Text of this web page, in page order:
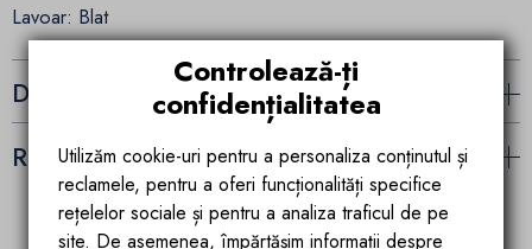
Lavoar: Blat
Detalii ale produsului
Recenzii (0)
Controlează-ți
confidențialitatea
Utilizăm cookie-uri pentru a personaliza conținutul și
reclamele, pentru a oferi funcționalități specifice
rețelelor sociale și pentru a analiza traficul de pe
site. De asemenea, împărtășim informații despre